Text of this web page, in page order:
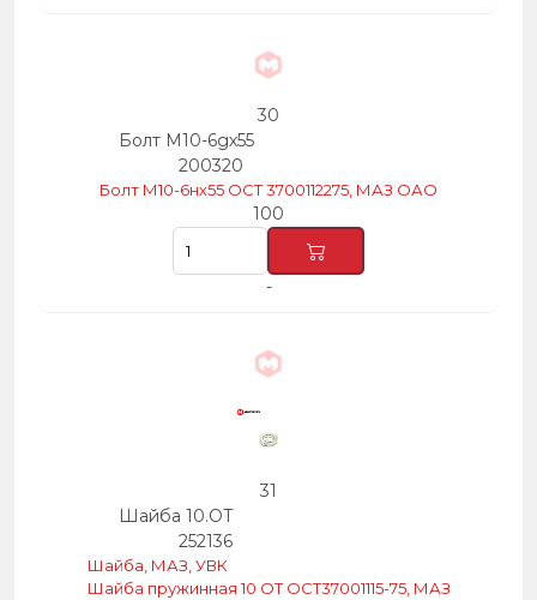
30
Болт М10-6gх55
200320
Болт М10-6нх55 ОСТ 3700112275, МАЗ ОАО
100
-
31
Шайба 10.ОТ
252136
Шайба, МАЗ, УВК
Шайба пружинная 10 ОТ ОСТ37001115-75, МАЗ